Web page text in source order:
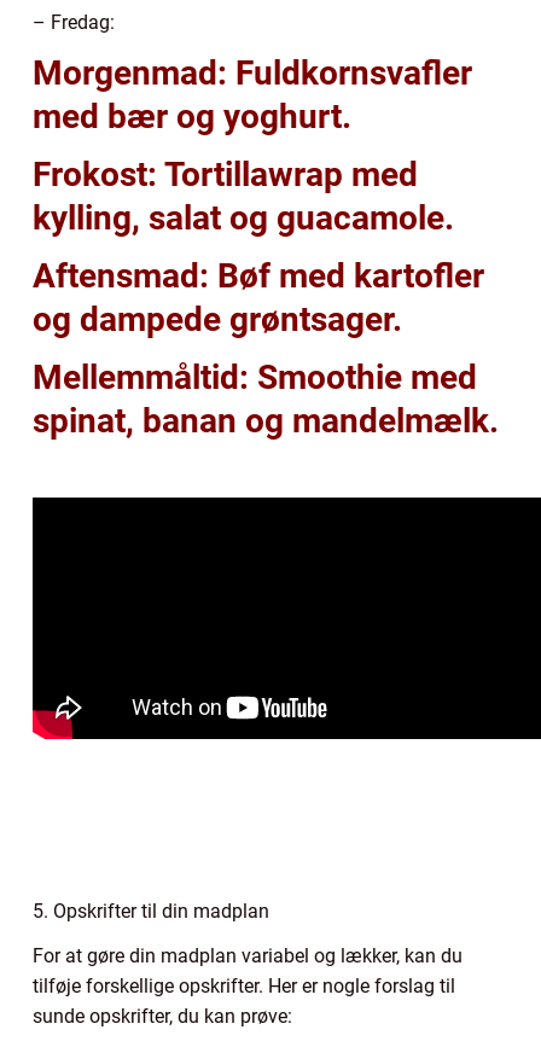
– Fredag:
Morgenmad: Fuldkornsvafler
med bær og yoghurt.
Frokost: Tortillawrap med
kylling, salat og guacamole.
Aftensmad: Bøf med kartofler
og dampede grøntsager.
Mellemmåltid: Smoothie med
spinat, banan og mandelmælk.
5. Opskrifter til din madplan
For at gøre din madplan variabel og lækker, kan du
tilføje forskellige opskrifter. Her er nogle forslag til
sunde opskrifter, du kan prøve: